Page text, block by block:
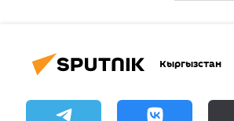
Кыргызстан